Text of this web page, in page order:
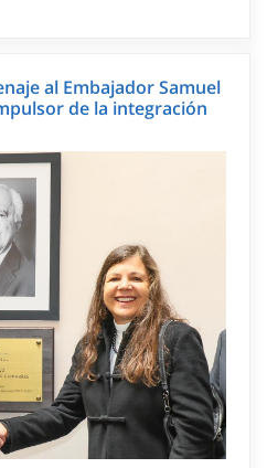
al Embajador Samuel
de la integración